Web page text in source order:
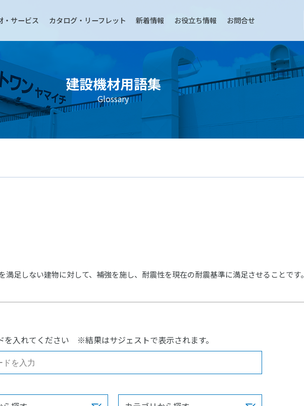
・サービス カタログ・リーフレット 新着情報 お役立ち情報 お問合せ
建設機材用語集
Glossary
満足しない建物に対して、補強を施し、耐震性を現在の耐震基準に満足させることです。
を入れてください ※結果はサジェストで表示されます。